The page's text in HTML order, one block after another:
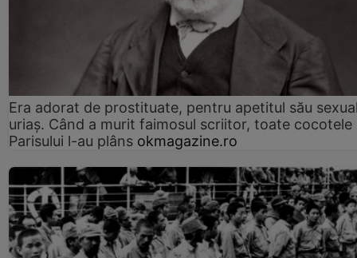
Era adorat de prostituate, pentru apetitul său
uriaș. Când a murit faimosul scriitor, toate cocotele
Parisului l-au plâns okmagazine.ro